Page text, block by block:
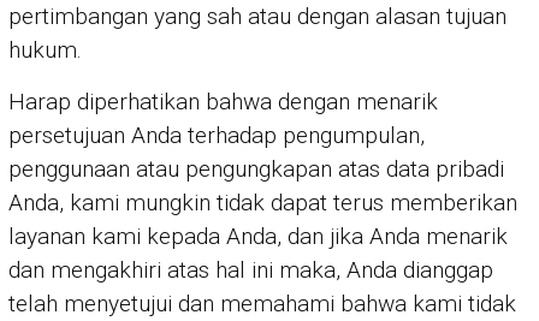
pertimbangan yang sah atau dengan alasan tujuan
hukum.
Harap diperhatikan bahwa dengan menarik
persetujuan Anda terhadap pengumpulan,
penggunaan atau pengungkapan atas data pribadi
Anda, kami mungkin tidak dapat terus memberikan
layanan kami kepada Anda, dan jika Anda menarik
dan mengakhiri atas hal ini maka, Anda dianggap
telah menyetujui dan memahami bahwa kami tidak